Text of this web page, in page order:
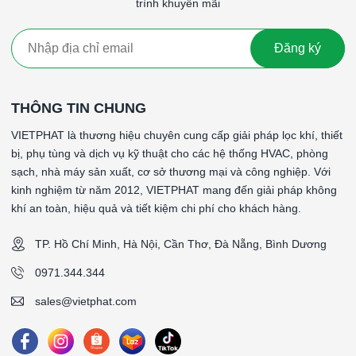
chống ăn mòn trong môi trường ẩm ướt.
: Cả hai loại đều được sử dụng trong các hệ
thống HVAC, nhà máy sản xuất, và phòng sạch. Khung
nhôm phù hợp cho các môi trường yêu cầu cao về chống
cần tiết kiệm chi phí.
Lọc thô G4 khung tôn là một giải pháp hiệu quả và tiết kiệm chi
phí cho việc loại bỏ các hạt bụi lớn và tạp chất từ không khí,
bảo vệ thiết bị và hệ thống, cũng như cải thiện chất lượng
không khí tổng thể trong nhiều ứng dụng công nghiệp và dân
dụng.
#Lọc thô G4 khung tôn 592x592x44mm,Lọc thô G4 khung tôn
G4 khung tôn 592x592x44mmLọc thô G4 khung tôn
592x592x44mm
####
trình khuyến mãi
Đăng ký
THÔNG TIN CHUNG
VIETPHAT là thương hiệu chuyên cung cấp giải pháp lọc khí, thiết
bị, phụ tùng và dịch vụ kỹ thuật cho các hệ thống HVAC, phòng
sạch, nhà máy sản xuất, cơ sở thương mại và công nghiệp. Với
kinh nghiệm từ năm 2012, VIETPHAT mang đến giải pháp không
khí an toàn, hiệu quả và tiết kiệm chi phí cho khách hàng.
TP. Hồ Chí Minh, Hà Nội, Cần Thơ, Đà Nẵng, Bình Dương
0971.344.344
sales@vietphat.com